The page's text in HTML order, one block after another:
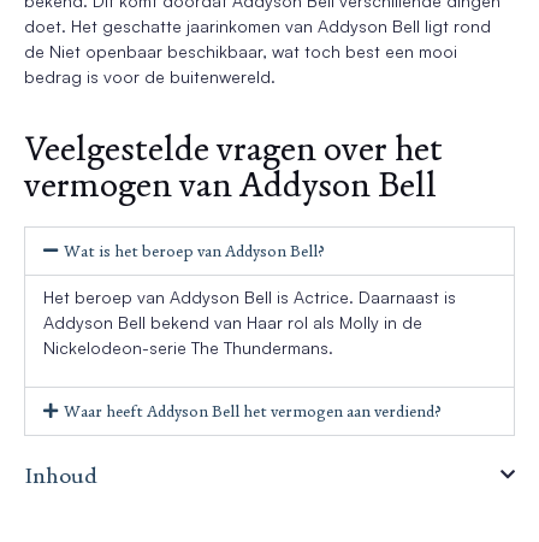
doet. Het geschatte jaarinkomen van Addyson Bell ligt rond
de Niet openbaar beschikbaar, wat toch best een mooi
bedrag is voor de buitenwereld.
Veelgestelde vragen over het
vermogen van Addyson Bell
Wat is het beroep van Addyson Bell?
Het beroep van Addyson Bell is Actrice. Daarnaast is
Addyson Bell bekend van Haar rol als Molly in de
Nickelodeon-serie The Thundermans.
Waar heeft Addyson Bell het vermogen aan verdiend?
Inhoud